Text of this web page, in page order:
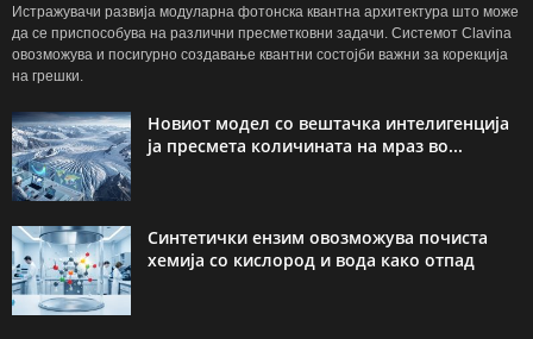
Истражувачи развија модуларна фотонска квантна архитектура што може
да се приспособува на различни пресметковни задачи. Системот Clavina
овозможува и посигурно создавање квантни состојби важни за корекција
на грешки.
Новиот модел со вештачка интелигенција
ја пресмета количината на мраз во...
Синтетички ензим овозможува почиста
хемија со кислород и вода како отпад